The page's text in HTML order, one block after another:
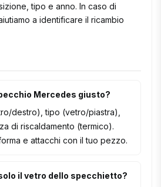
tipo e anno. In caso di
a identificare il ricambio
Mercedes giusto?
destro), tipo (vetro/piastra),
di riscaldamento (termico).
e attacchi con il tuo pezzo.
il vetro dello specchietto?